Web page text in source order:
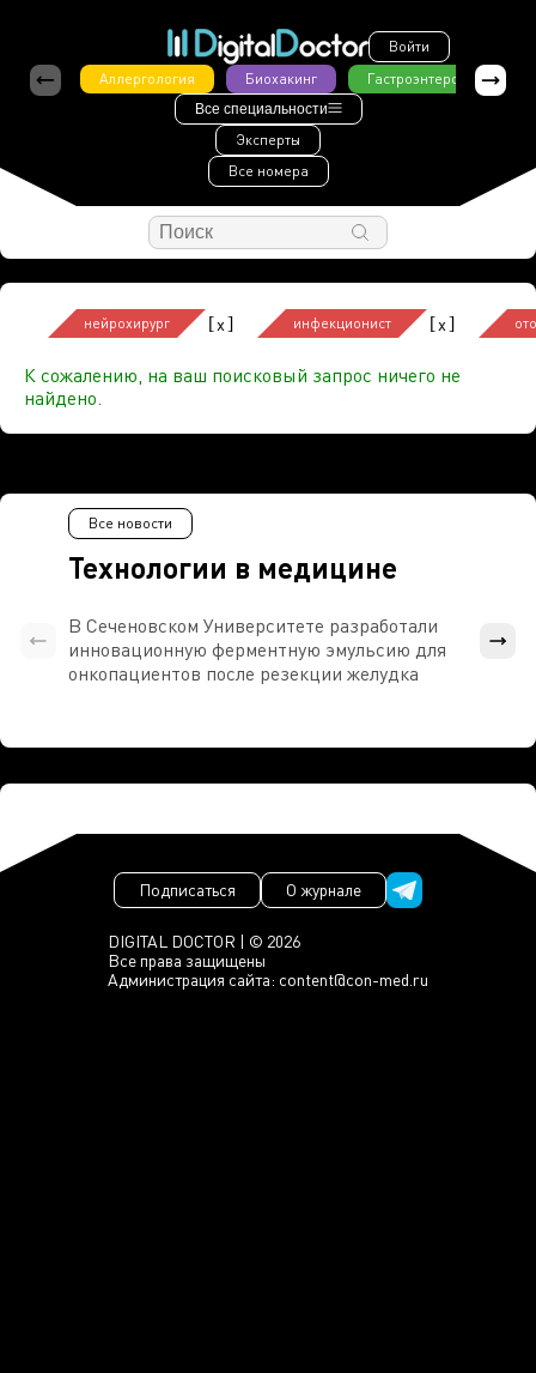
Войти
Аллергология
Биохакинг Гастроэнтерология
Все специальности
Эксперты
Все номера
нейрохирург [x] инфекционист [x]
К сожалению, на ваш поисковый запрос ничего не
найдено.
Технологии в медицине
Все новости
В Сеченовском Университете разработали
инновационную ферментную эмульсию для
онкопациентов после резекции желудка
DIGITAL DOCTOR | © 2026
Все права защищены
Администрация сайта: content@con-med.ru
Подписаться О журнале